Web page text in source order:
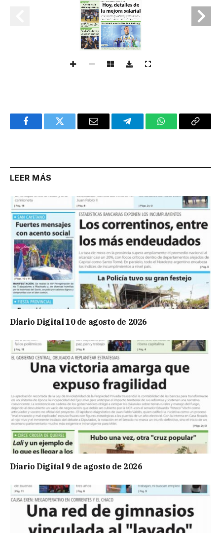
FacebookTwitter Email TelegramWhatsAppCopy
LEER MÁS
Diario Digital 10 de agosto de 2026
Diario Digital 9 de agosto de 2026